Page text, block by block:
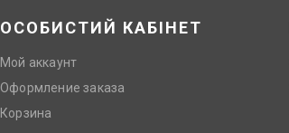
ОСОБИСТИЙ КАБІНЕТ
Мой аккаунт
Оформление заказа
Корзина